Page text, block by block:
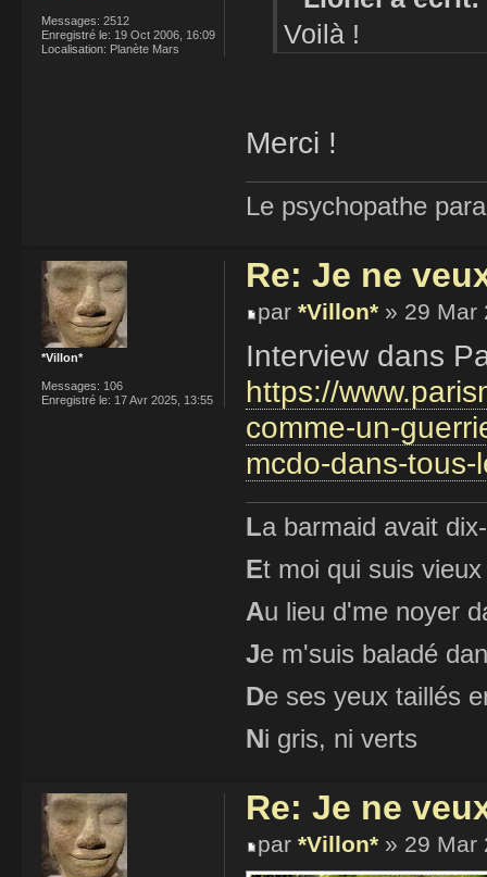
Voilà !
Merci !
Le psychopathe
Messages: 2512
Enregistré le: 19 Oct 2006, 16:09
Localisation: Planète Mars
Re: Je ne
par *Villon* » 29 Mar
Interview dans
https://
comme-un-
mcdo-dans-
La barmaid avait
Et moi qui suis
Au lieu d'me noyer
Je m'suis baladé
De ses yeux taillés
Ni gris, ni verts
*Villon*
Messages: 106
Enregistré le: 17 Avr 2025, 13:55
Re: Je ne
par *Villon* » 29 Mar